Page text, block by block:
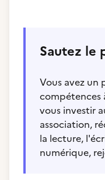
Sautez le
Vous avez un
compétences
vous investir
association,
la lecture,
numérique,